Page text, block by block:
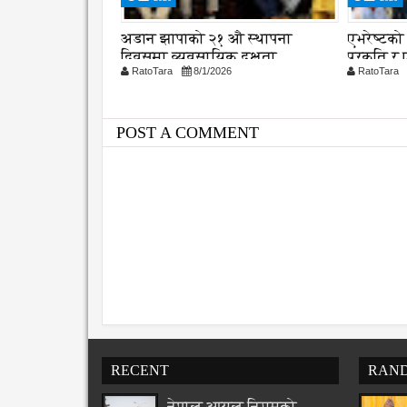
अडान झापाको २१ औ स्थापना
दिवसमा व्यवसायिक दक्षता,
विश्वसनीयता र गुणस्तरमा जोड
RatoTara 8/1/2026
एभरेष्टको
प्रकृति र
RatoTara
POST A COMMENT
RECENT